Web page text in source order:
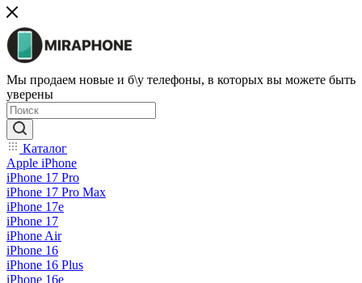
Мы продаем новые и б\у телефоны, в которых вы можете быть
уверены
Каталог
Apple iPhone
iPhone 17 Pro
iPhone 17 Pro Max
iPhone 17e
iPhone 17
iPhone Air
iPhone 16
iPhone 16 Plus
iPhone 16e